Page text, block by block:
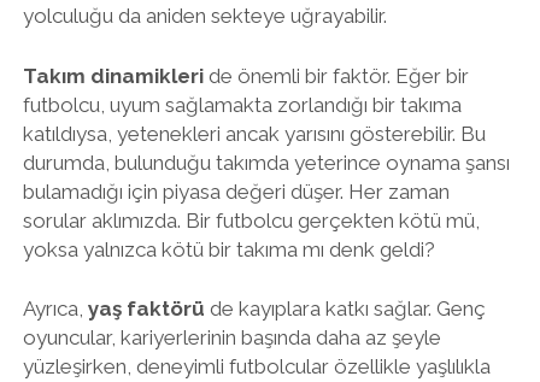
yolculuğu da aniden sekteye uğrayabilir.
Takım dinamikleride önemli bir faktör. Eğer bir
futbolcu, uyum sağlamakta zorlandığı bir takıma
katıldıysa, yetenekleri ancak yarısını gösterebilir. Bu
durumda, bulunduğu takımda yeterince oynama şansı
bulamadığı için piyasa değeri düşer. Her zaman
sorular aklımızda. Bir futbolcu gerçekten kötü mü,
yoksa yalnızca kötü bir takıma mı denk geldi?
Ayrıca, yaş faktörü de kayıplara katkı sağlar. Genç
oyuncular, kariyerlerinin başında daha az şeyle
yüzleşirken, deneyimli futbolcular özellikle yaşlılıkla